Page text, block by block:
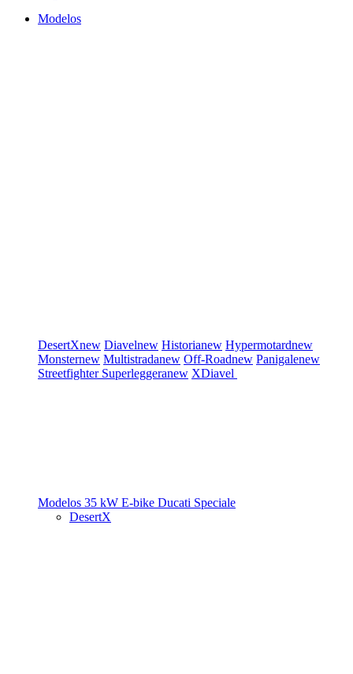
Modelos
DesertXnew Diavelnew Historianew Hypermotardnew
Monsternew Multistradanew Off-Roadnew Panigalenew
Streetfighter Superleggeranew XDiavel
Modelos 35 kW E-bike Ducati Speciale
DesertX